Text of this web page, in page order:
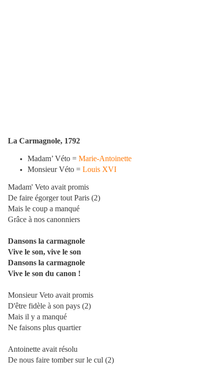
La Carmagnole, 1792
Madam’ Véto = Marie-Antoinette
Monsieur Véto = Louis XVI
Madam' Veto avait promis
De faire égorger tout Paris (2)
Mais le coup a manqué
Grâce à nos canonniers
Dansons la carmagnole
Vive le son, vive le son
Dansons la carmagnole
Vive le son du canon !
Monsieur Veto avait promis
D'être fidèle à son pays (2)
Mais il y a manqué
Ne faisons plus quartier
Antoinette avait résolu
De nous faire tomber sur le cul (2)